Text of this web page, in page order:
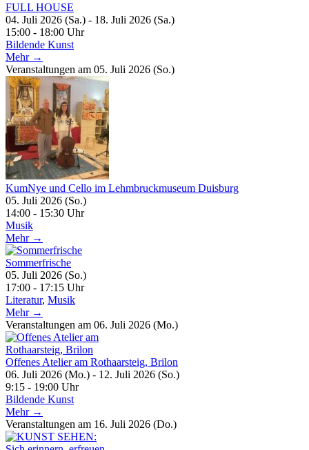
FULL HOUSE
04. Juli 2026 (Sa.) - 18. Juli 2026 (Sa.)
15:00 - 18:00 Uhr
Bildende Kunst
Mehr →
Veranstaltungen am 05. Juli 2026 (So.)
KumNye und Cello im Lehmbruckmuseum Duisburg
05. Juli 2026 (So.)
14:00 - 15:30 Uhr
Musik
Mehr →
Sommerfrische
05. Juli 2026 (So.)
17:00 - 17:15 Uhr
Literatur, Musik
Mehr →
Veranstaltungen am 06. Juli 2026 (Mo.)
Offenes Atelier am Rothaarsteig, Brilon
06. Juli 2026 (Mo.) - 12. Juli 2026 (So.)
9:15 - 19:00 Uhr
Bildende Kunst
Mehr →
Veranstaltungen am 16. Juli 2026 (Do.)